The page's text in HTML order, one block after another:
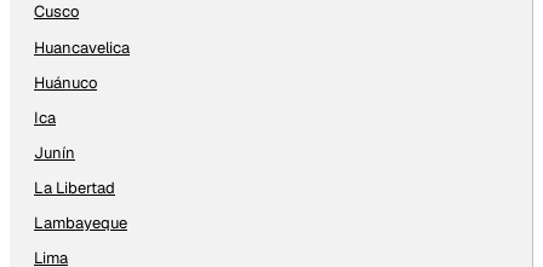
Cusco
Huancavelica
Huánuco
Ica
Junín
La Libertad
Lambayeque
Lima